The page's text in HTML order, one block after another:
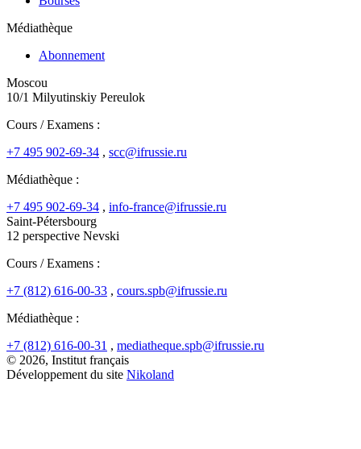
Médiathèque
Abonnement
Moscou
10/1 Milyutinskiy Pereulok
Cours / Examens :
+7 495 902-69-34 , scc@ifrussie.ru
Médiathèque :
+7 495 902-69-34 , info-france@ifrussie.ru
Saint-Pétersbourg
12 perspective Nevski
Cours / Examens :
+7 (812) 616-00-33 , cours.spb@ifrussie.ru
Médiathèque :
+7 (812) 616-00-31 , mediatheque.spb@ifrussie.ru
© 2026, Institut français
Développement du site Nikoland